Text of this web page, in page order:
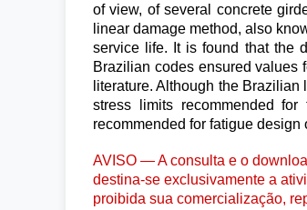
of view, of several concrete
linear damage method, also
service life. It is found that the
Brazilian codes ensured values
literature. Although the
stress limits recommended
recommended for fatigue
AVISO — A consulta e o
destina-se exclusivamente a
proibida sua comercialização,